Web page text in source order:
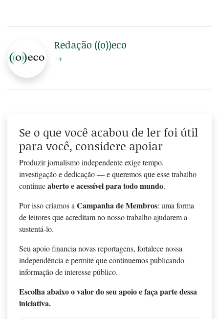
Redação ((o))eco
→
Se o que você acabou de ler foi útil
para você, considere apoiar
Produzir jornalismo independente exige tempo,
investigação e dedicação — e queremos que esse trabalho
continueaberto e acessível para todo mundo.
Por isso criamos a Campanha de Membros: uma forma
de leitores que acreditam no nosso trabalho ajudarem a
sustentá-lo.
Seu apoio financia novas reportagens, fortalece nossa
independência e permite que continuemos publicando
informação de interesse público.
Escolha abaixo o valor do seu apoio e faça parte dessa
iniciativa.